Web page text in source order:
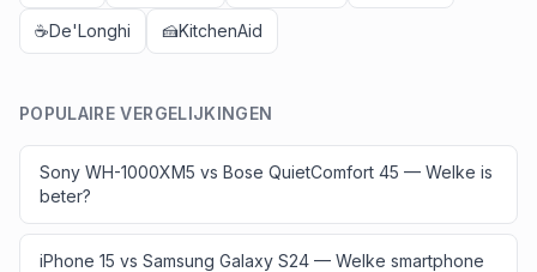
☕De'Longhi 🍰KitchenAid
POPULAIRE VERGELIJKINGEN
Sony WH-1000XM5 vs Bose QuietComfort 45 — Welke is
beter?
iPhone 15 vs Samsung Galaxy S24 — Welke smartphone